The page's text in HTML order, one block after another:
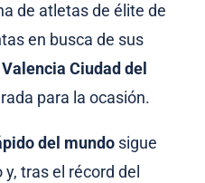
de atletas de élite de
en busca de sus
Valencia Ciudad del
para la ocasión.
del mundo sigue
tras el récord del